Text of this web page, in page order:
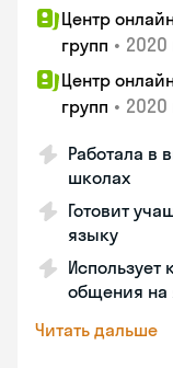
Центр
групп • 2020
Центр
групп • 2020
Работала в
школах
Готовит
языку
общения на
Читать дальше